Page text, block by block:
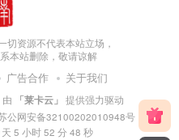
切资源不代表本站立场，
本站删除，敬请谅解
广告合作 关于我们
由 「莱卡云」 提供强力驱动
公网安备32100202010948号
天 5 小时52 分 48 秒